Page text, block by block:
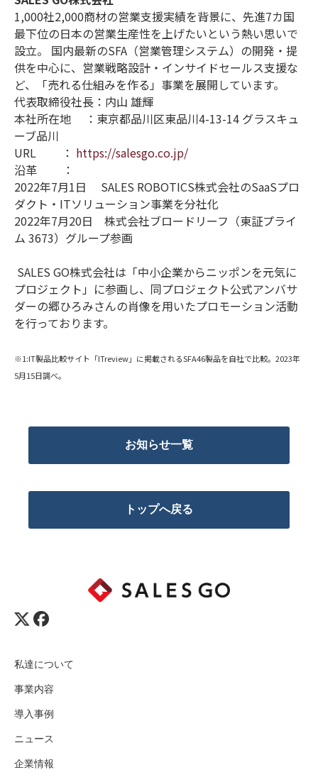
1,000社2,000商材の営業支援実績を背景に、先進7カ国
最下位の日本の営業生産性を上げたいという熱い思いで
設立。 国内最新のSFA（営業管理システム）の開発・提
供を中心に、営業戦略設計・インサイドセールス支援な
ど、「売れる仕組みを作る」事業を展開しています。
代表取締役社長：内山 雄輝
本社所在地 ：東京都品川区東品川4-13-14 グラスキュ
ーブ品川
URL ： https://salesgo.co.jp/
沿革 ：
2022年7月1日 SALES ROBOTICS株式会社のSaaSプロ
ダクト・ITソリューション事業を分社化
2022年7月20日 株式会社ブロードリーフ（東証プライ
ム 3673）グループ参画
SALES GO株式会社は「中小企業からニッポンを元気に
プロジェクト」に参画し、同プロジェクト公式アンバサ
ダーの郷ひろみさんの肖像を用いたプロモーション活動
を行っております。
※1:IT製品比較サイト「ITreview」に掲載されるSFA46製品を自社で比較。2023年
5月15日調べ。
お知らせ一覧
トップへ戻る
私達について
事業内容
導入事例
ニュース
企業情報